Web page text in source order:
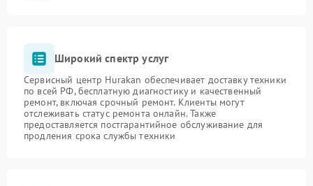
Широкий спектр услуг
Сервисный центр Hurakan обеспечивает доставку техники
по всей РФ, бесплатную диагностику и качественный
ремонт, включая срочный ремонт. Клиенты могут
отслеживать статус ремонта онлайн. Также
предоставляется постгарантийное обслуживание для
продления срока службы техники